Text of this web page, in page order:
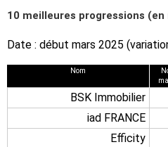
10 meilleures progressions
Date : début mars 2025
Nom
BSK Immobilier
iad FRANCE
Efficity